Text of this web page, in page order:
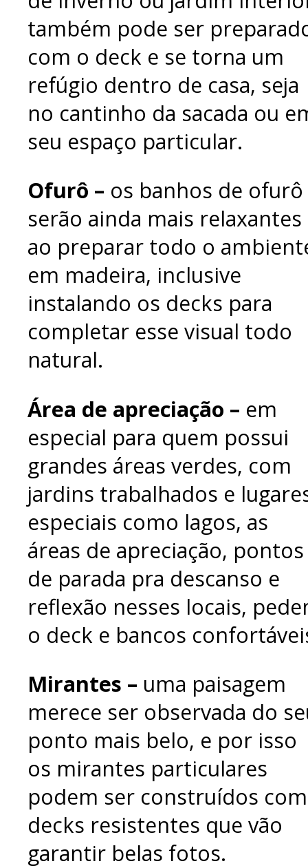
também pode ser
com o deck e se torna um
refúgio dentro de casa, seja
no cantinho da sacada ou
seu espaço particular.
Ofurô – os banhos de ofurô
serão ainda mais relaxantes
ao preparar todo o
em madeira, inclusive
instalando os decks para
completar esse visual todo
natural.
Área de apreciação – em
especial para quem possui
grandes áreas verdes, com
jardins trabalhados e
especiais como lagos, as
áreas de apreciação, pontos
de parada pra descanso e
reflexão nesses locais,
o deck e bancos
Mirantes – uma paisagem
merece ser observada do
ponto mais belo, e por isso
os mirantes particulares
podem ser construídos com
decks resistentes que vão
garantir belas fotos.